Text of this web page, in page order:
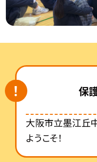
保
大阪市立墨江丘
ようこそ！